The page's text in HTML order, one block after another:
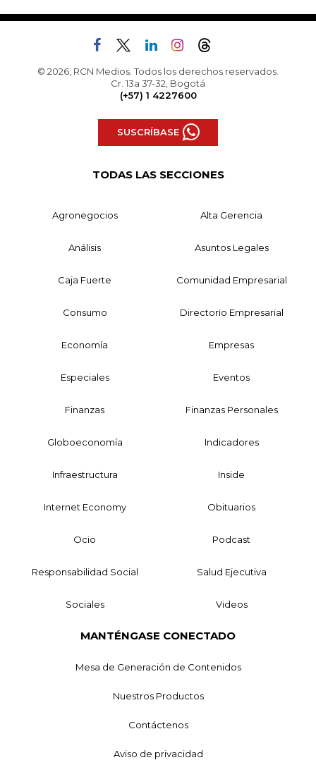
© 2026, RCN Medios. Todos los derechos reservados.
Cr. 13a 37-32, Bogotá
(+57) 1 4227600
SUSCRÍBASE
TODAS LAS SECCIONES
Agronegocios Alta Gerencia
Análisis Asuntos Legales
Caja Fuerte Comunidad Empresarial
Consumo Directorio Empresarial
Economía Empresas
Especiales Eventos
Finanzas Finanzas Personales
Globoeconomía Indicadores
Infraestructura Inside
Internet Economy Obituarios
Ocio Podcast
Responsabilidad Social Salud Ejecutiva
Sociales Videos
MANTÉNGASE CONECTADO
Mesa de Generación de Contenidos
Nuestros Productos
Contáctenos
Aviso de privacidad